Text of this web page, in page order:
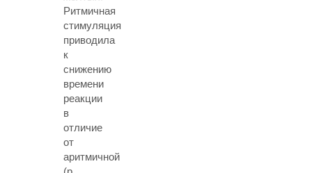
Ритмичная
стимуляция
приводила
к
снижению
времени
реакции
в
отличие
от
аритмичной